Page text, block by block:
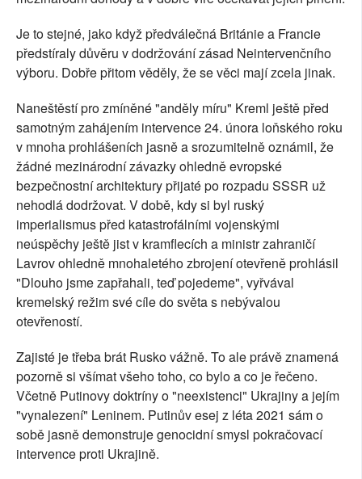
Je to stejné, jako když předválečná Británie a Francie
předstíraly důvěru v dodržování zásad Neintervenčního
výboru. Dobře přitom věděly, že se věci mají zcela jinak.
Naneštěstí pro zmíněné "anděly míru" Kreml ještě před
samotným zahájením intervence 24. února loňského roku
v mnoha prohlášeních jasně a srozumitelně oznámil, že
žádné mezinárodní závazky ohledně evropské
bezpečnostní architektury přijaté po rozpadu SSSR už
nehodlá dodržovat. V době, kdy si byl ruský
imperialismus před katastrofálními vojenskými
neúspěchy ještě jist v kramflecích a ministr zahraničí
Lavrov ohledně mnohaletého zbrojení otevřeně prohlásil
"Dlouho jsme zapřahali, teď pojedeme", vyřvával
kremelský režim své cíle do světa s nebývalou
otevřeností.
Zajisté je třeba brát Rusko vážně. To ale právě znamená
pozorně si všímat všeho toho, co bylo a co je řečeno.
Včetně Putinovy doktríny o "neexistenci" Ukrajiny a jejím
"vynalezení" Leninem. Putinův esej z léta 2021 sám o
sobě jasně demonstruje genocidní smysl pokračovací
intervence proti Ukrajině.